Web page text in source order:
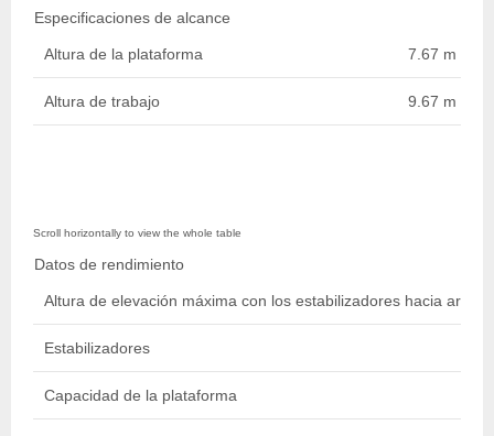
Especificaciones de alcance
Altura de la plataforma 7.67 m / 25
Altura de trabajo 9.67 m / 32
Datos de rendimiento
Altura de elevación máxima con los estabilizadores hacia arriba
Estabilizadores
Capacidad de la plataforma